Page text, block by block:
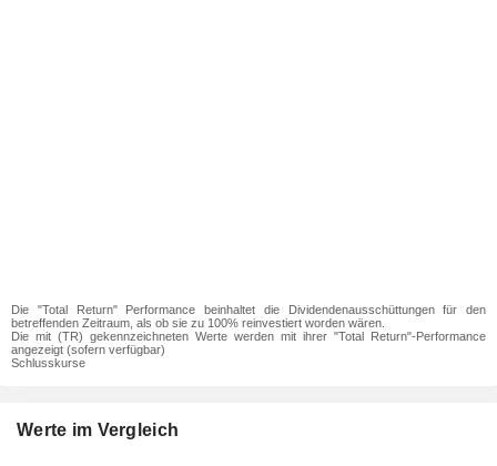
Die "Total Return" Performance beinhaltet die Dividendenausschüttungen für den
betreffenden Zeitraum, als ob sie zu 100% reinvestiert worden wären.
Die mit (TR) gekennzeichneten Werte werden mit ihrer "Total Return"-Performance
angezeigt (sofern verfügbar)
Schlusskurse
Werte im Vergleich